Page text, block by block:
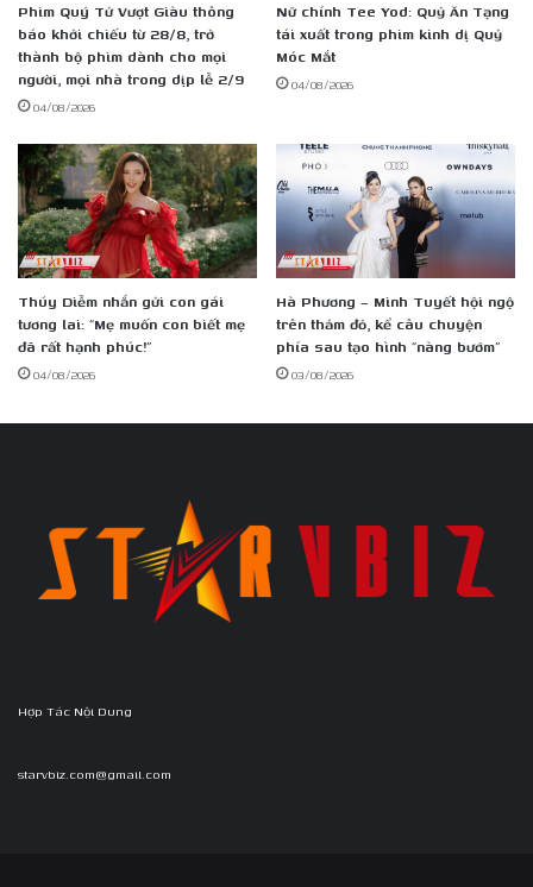
lịch
2026
Phim Quý Tử Vượt Giàu thông
báo khởi chiếu từ 28/8, trở
thành bộ phim dành cho mọi
người, mọi nhà trong dịp lễ 2/9
04/08/2026
Nữ chính Tee Yod: Quỷ Ăn Tạng
tái xuất trong phim kinh dị Quỷ
Móc Mắt
04/08/2026
Thúy Diễm nhắn gửi con gái
tương lai: “Mẹ muốn con biết mẹ
đã rất hạnh phúc!”
04/08/2026
Hà Phương – Minh Tuyết hội ngộ
trên thảm đỏ, kể câu chuyện
phía sau tạo hình “nàng bướm”
03/08/2026
Hợp Tác Nội Dung
starvbiz.com@gmail.com